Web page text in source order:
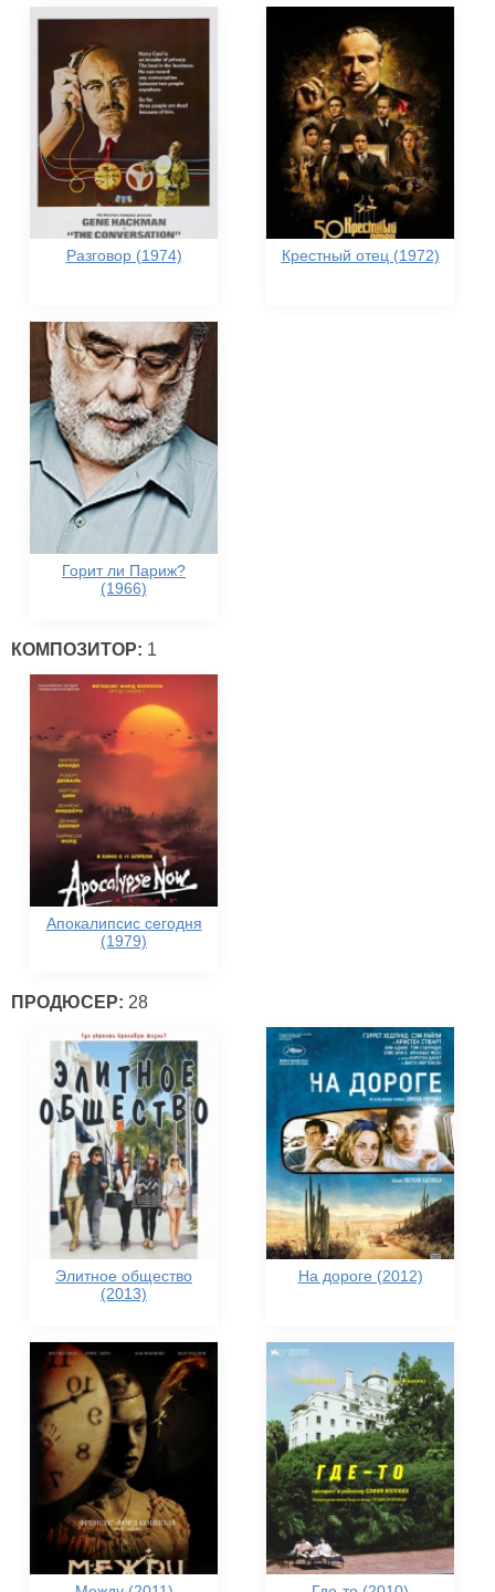
Разговор (1974) Крестный отец (1972)
Горит ли Париж?
(1966)
КОМПОЗИТОР: 1
Апокалипсис сегодня
(1979)
ПРОДЮСЕР: 28
Элитное общество
(2013)
На дороге (2012)